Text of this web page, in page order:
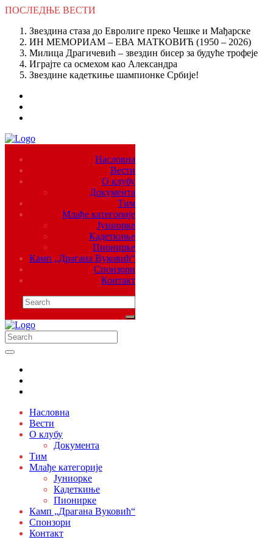
ПОСЛЕДЊЕ ВЕСТИ
Звездина стаза до Евролиге преко Чешке и Мађарске
ИН МЕМОРИАМ – ЕВА МАТКОВИЋ (1950 – 2026)
Милица Драгичевић – звездин бисер за будуће трофеје
Играјте са осмехом као Александра
Звездине кадеткиње шампионке Србије!
Насловна
Вести
О клубу
Документа
Тим
Млађе категорије
Јуниорке
Кадеткиње
Пионирке
Камп „Драгана Вуковић“
Спонзори
Контакт
Насловна
Вести
О клубу
Документа
Тим
Млађе категорије
Јуниорке
Кадеткиње
Пионирке
Камп „Драгана Вуковић“
Спонзори
Контакт